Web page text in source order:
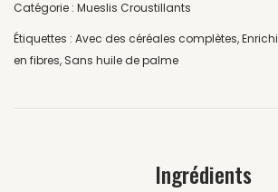
Catégorie : Mueslis Croustillants
Étiquettes : Avec des céréales complètes,
en fibres, Sans huile de palme
Ingrédients